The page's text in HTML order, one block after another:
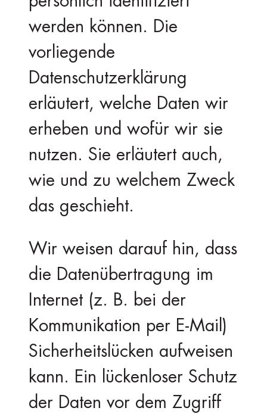
werden können. Die
vorliegende
Datenschutzerklärung
erläutert, welche Daten wir
erheben und wofür wir sie
nutzen. Sie erläutert auch,
wie und zu welchem Zweck
das geschieht.
Wir weisen darauf hin, dass
die Datenübertragung im
Internet (z. B. bei der
Kommunikation per E-Mail)
Sicherheitslücken aufweisen
kann. Ein lückenloser Schutz
der Daten vor dem Zugriff